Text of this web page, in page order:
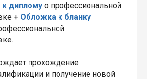
диплому о профессиональной
+ Обложка к бланку
прохождение
и получение новой